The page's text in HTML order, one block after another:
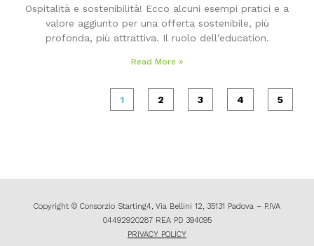
Ospitalità e sostenibilità! Ecco alcuni esempi pratici e a
valore aggiunto per una offerta sostenibile, più
profonda, più attrattiva. Il ruolo dell’education.
Read More »
1 2 3 4 5
Copyright © Consorzio Starting4, Via Bellini 12, 35131 Padova – P.IVA
04492920287 REA PD 394095
PRIVACY POLICY